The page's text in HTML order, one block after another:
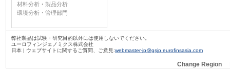
材料分析 ・ 製品分析
環境分析 ・ 管理部門
弊社製品は試験・研究目的以外には使用しないでください。
ユーロフィンジェノミクス株式会社
日本 | ウェブサイトに関するご質問、ご意見:webmaster-jp@gsjp.eurofinsasia.com
Change Region